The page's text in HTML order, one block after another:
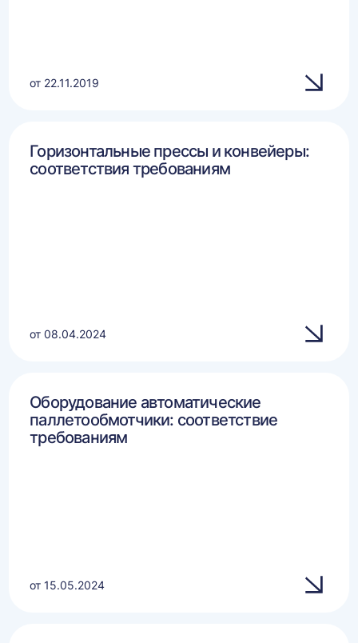
от 22.11.2019
Горизонтальные прессы и конвейеры:
соответствия требованиям
от 08.04.2024
Оборудование автоматические
паллетообмотчики: соответствие
требованиям
от 15.05.2024